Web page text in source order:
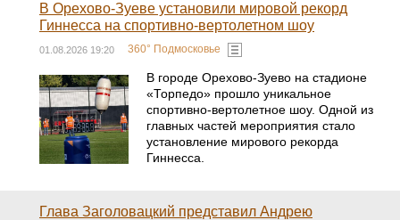
В Орехово-Зуеве установили мировой рекорд
Гиннесса на спортивно-вертолетном шоу
01.08.2026 19:20 360° Подмосковье
В городе Орехово-Зуево на стадионе
«Торпедо» прошло уникальное
спортивно-вертолетное шоу. Одной из
главных частей мероприятия стало
установление мирового рекорда
Гиннесса.
Глава Заголовацкий представил Андрею